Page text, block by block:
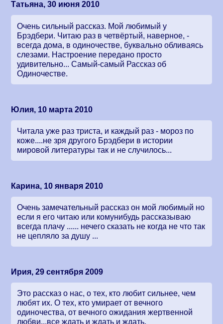
Татьяна, 30 июня 2010
Очень сильный рассказ. Мой любимый у
Брэдбери. Читаю раз в четвёртый, наверное, -
всегда дома, в одиночестве, буквально обливаясь
слезами. Настроение передано просто
удивительно... Самый-самый Рассказ об
Одиночестве.
Юлия, 10 марта 2010
Читала уже раз триста, и каждый раз - мороз по
коже....не зря другого Брэдбери в истории
мировой литературы так и не случилось...
Карина, 10 января 2010
Очень замечательный рассказ он мой любимый но
если я его читаю или комунибудь рассказываю
всегда плачу ...... нечего сказать не когда не что так
не цепляло за душу ...
Ирия, 29 сентября 2009
Это рассказ о нас, о тех, кто любит сильнее, чем
любят их. О тех, кто умирает от вечного
одиночества, от вечного ожидания жертвенной
любви...все ждать и ждать и ждать.